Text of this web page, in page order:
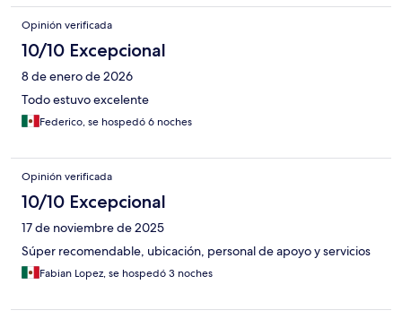
Opinión verificada
10/10 Excepcional
8 de enero de 2026
Todo estuvo excelente
Federico, se hospedó 6 noches
Opinión verificada
10/10 Excepcional
17 de noviembre de 2025
Súper recomendable, ubicación, personal de apoyo y servicios
Fabian Lopez, se hospedó 3 noches